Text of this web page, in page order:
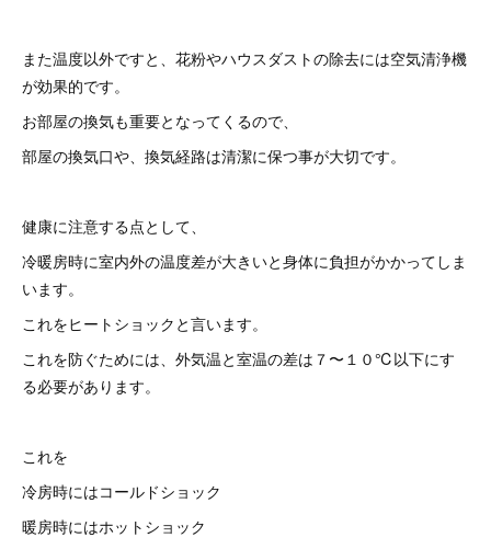
また温度以外ですと、花粉やハウスダストの除去には空気清浄機
が効果的です。
お部屋の換気も重要となってくるので、
部屋の換気口や、換気経路は清潔に保つ事が大切です。
健康に注意する点として、
冷暖房時に室内外の温度差が大きいと身体に負担がかかってしま
います。
これをヒートショックと言います。
これを防ぐためには、外気温と室温の差は７〜１０℃以下にす
る必要があります。
これを
冷房時にはコールドショック
暖房時にはホットショック